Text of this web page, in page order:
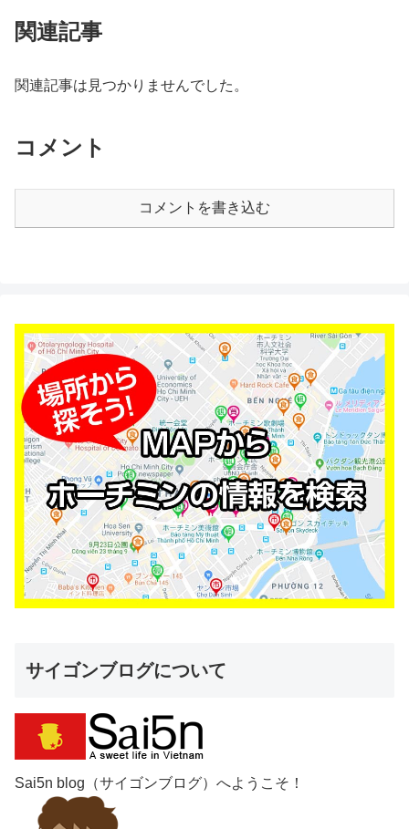
関連記事
関連記事は見つかりませんでした。
コメント
コメントを書き込む
サイゴンブログについて
Sai5n blog（サイゴンブログ）へようこそ！